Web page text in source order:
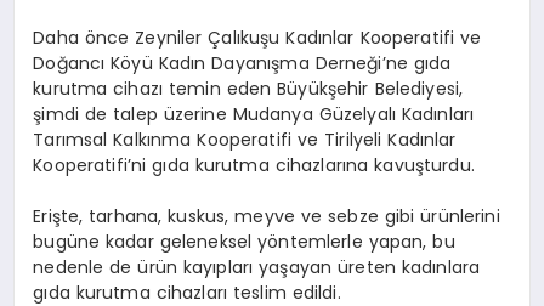
Daha önce Zeyniler Çalıkuşu Kadınlar Kooperatifi ve
Doğancı Köyü Kadın Dayanışma Derneği’ne gıda
kurutma cihazı temin eden Büyükşehir Belediyesi,
şimdi de talep üzerine Mudanya Güzelyalı Kadınları
Tarımsal Kalkınma Kooperatifi ve Tirilyeli Kadınlar
Kooperatifi’ni gıda kurutma cihazlarına kavuşturdu.
Erişte, tarhana, kuskus, meyve ve sebze gibi ürünlerini
bugüne kadar geleneksel yöntemlerle yapan, bu
nedenle de ürün kayıpları yaşayan üreten kadınlara
gıda kurutma cihazları teslim edildi.